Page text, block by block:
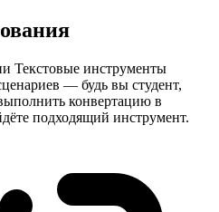
Текстовые инструменты
— будь вы студент,
конвертацию в
подходящий инструмент.